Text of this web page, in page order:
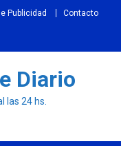
Publicidad Contacto
Diario
las 24 hs.